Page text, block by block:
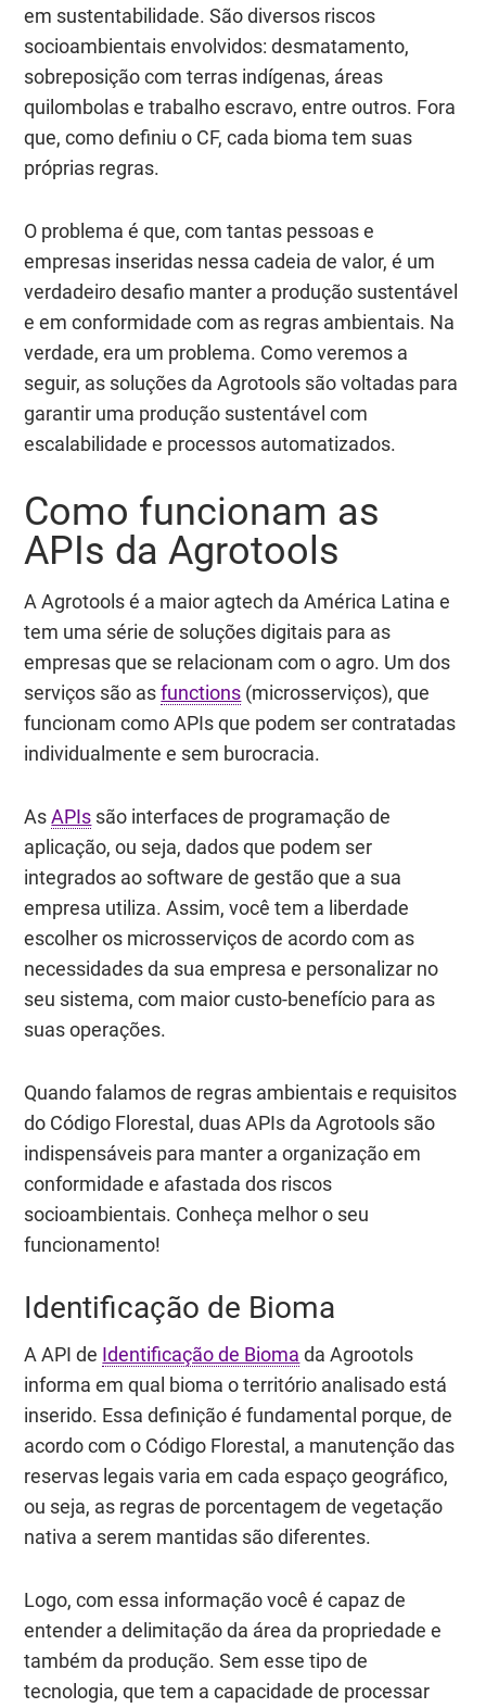
em sustentabilidade. São diversos riscos
socioambientais envolvidos: desmatamento,
sobreposição com terras indígenas, áreas
quilombolas e trabalho escravo, entre outros. Fora
que, como definiu o CF, cada bioma tem suas
próprias regras.
O problema é que, com tantas pessoas e
empresas inseridas nessa cadeia de valor, é um
verdadeiro desafio manter a produção sustentável
e em conformidade com as regras ambientais. Na
verdade, era um problema. Como veremos a
seguir, as soluções da Agrotools são voltadas para
garantir uma produção sustentável com
escalabilidade e processos automatizados.
Como funcionam as
APIs da Agrotools
A Agrotools é a maior agtech da América Latina e
tem uma série de soluções digitais para as
empresas que se relacionam com o agro. Um dos
serviços são asfunctions (microsserviços), que
funcionam como APIs que podem ser contratadas
individualmente e sem burocracia.
AsAPIs são interfaces de programação de
aplicação, ou seja, dados que podem ser
integrados ao software de gestão que a sua
empresa utiliza. Assim, você tem a liberdade
escolher os microsserviços de acordo com as
necessidades da sua empresa e personalizar no
seu sistema, com maior custo-benefício para as
suas operações.
Quando falamos de regras ambientais e requisitos
do Código Florestal, duas APIs da Agrotools são
indispensáveis para manter a organização em
conformidade e afastada dos riscos
socioambientais. Conheça melhor o seu
funcionamento!
Identificação de Bioma
A API de Identificação de Bioma da Agrootols
informa em qual bioma o território analisado está
inserido. Essa definição é fundamental porque, de
acordo com o Código Florestal, a manutenção das
reservas legais varia em cada espaço geográfico,
ou seja, as regras de porcentagem de vegetação
nativa a serem mantidas são diferentes.
Logo, com essa informação você é capaz de
entender a delimitação da área da propriedade e
também da produção. Sem esse tipo de
tecnologia, que tem a capacidade de processar